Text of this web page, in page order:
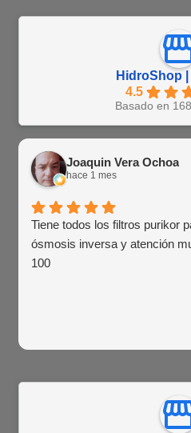
HidroShop
4.5
Basado en
Joaquin Vera Ochoa
hace 1 mes
Tiene todos los filtros purikor
ósmosis inversa y atención
100